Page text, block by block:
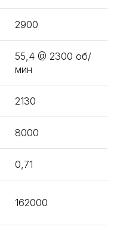
2900
55,4 @ 2300 об/
мин
2130
8000
0,71
162000